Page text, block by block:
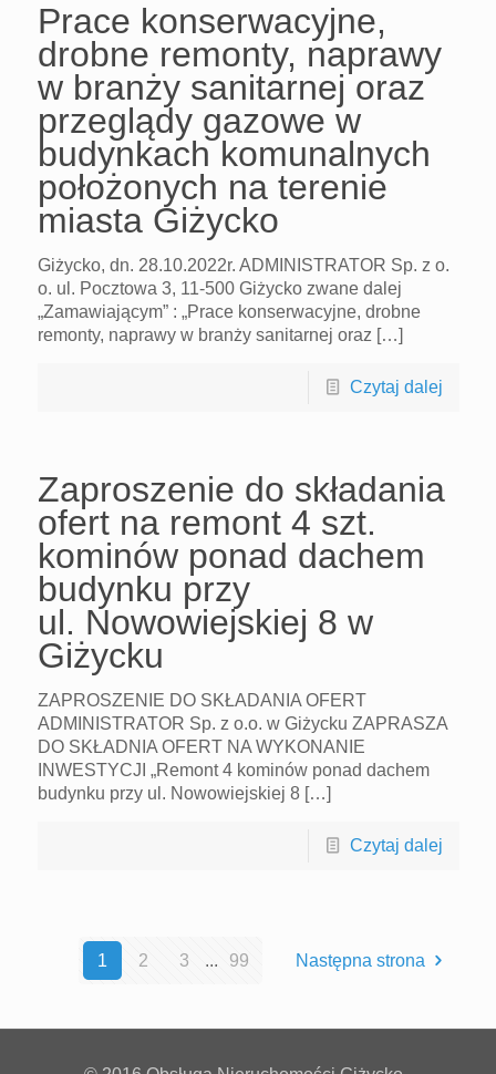
Prace konserwacyjne,
drobne remonty, naprawy
w branży sanitarnej oraz
przeglądy gazowe w
budynkach komunalnych
położonych na terenie
miasta Giżycko
Giżycko, dn. 28.10.2022r. ADMINISTRATOR Sp. z o.
o. ul. Pocztowa 3, 11-500 Giżycko zwane dalej
„Zamawiającym” : „Prace konserwacyjne, drobne
remonty, naprawy w branży sanitarnej oraz […]
Czytaj dalej
Zaproszenie do składania
ofert na remont 4 szt.
kominów ponad dachem
budynku przy
ul. Nowowiejskiej 8 w
Giżycku
ZAPROSZENIE DO SKŁADANIA OFERT
ADMINISTRATOR Sp. z o.o. w Giżycku ZAPRASZA
DO SKŁADNIA OFERT NA WYKONANIE
INWESTYCJI „Remont 4 kominów ponad dachem
budynku przy ul. Nowowiejskiej 8 […]
Czytaj dalej
1 2 3 ... 99 Następna strona